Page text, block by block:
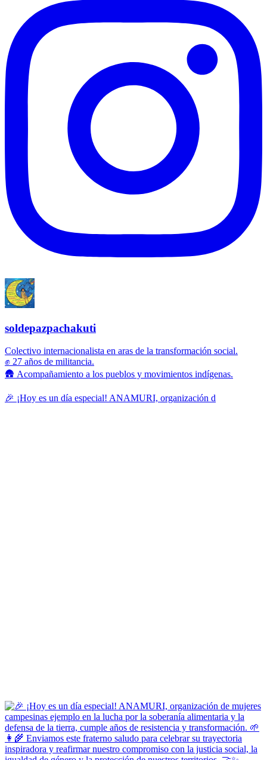
soldepazpachakuti
Colectivo internacionalista en aras de la transformación social.
✊ 27 años de militancia.
🛖 Acompañamiento a los pueblos y movimientos indígenas.
🎉 ¡Hoy es un día especial! ANAMURI, organización d